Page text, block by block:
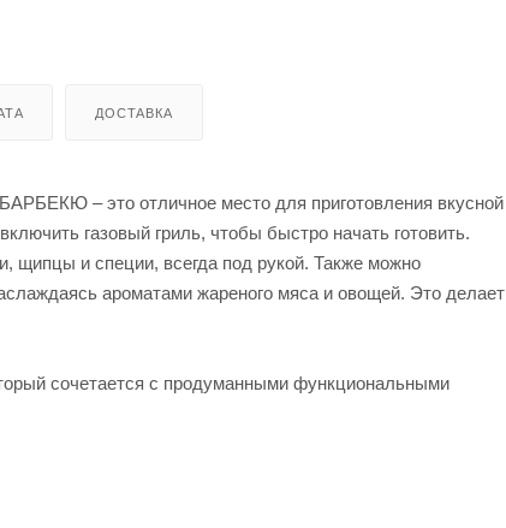
ДОСТАВКА
– это отличное место для приготовления вкусной
газовый гриль, чтобы быстро начать готовить.
щипцы и специи, всегда под рукой. Также можно
ароматами жареного мяса и овощей. Это делает
сочетается с продуманными функциональными